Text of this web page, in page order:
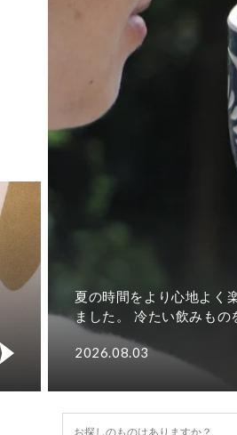
夏本番。 8月も、季節を感じ
特別な作品たちをご用意しま
ゴクシリーズたっぷり飲みた
きなマグカップとロングカップ
2026.08.01